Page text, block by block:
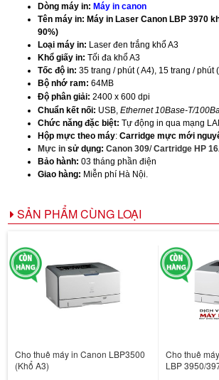
Dòng máy in: Máy in canon
Tên máy in: Máy in Laser Canon LBP 3970
90%)
Loại máy in: Laser đen trắng khổ A3
Khổ giấy in: Tối đa khổ A3
Tốc độ in: 35 trang / phút ( A4), 15 trang / phút
Bộ nhớ ram: 64MB
Độ phân giải: 2400 x 600 dpi
Chuẩn kết nối: USB, Ethernet 10Base-T/
Chức năng đặc biệt: Tự động in qua mạng
Hộp mực theo máy: Carridge mực mới
Mực in sử dụng: Canon 309/Cartridge HP
Bảo hành: 03 tháng phần điện
Giao hàng: Miễn phí Hà Nội.
SẢN PHẨM CÙNG LOẠI
Cho thuê máy in Canon LBP3500
(Khổ A3)
Cho thuê
LBP 3950/